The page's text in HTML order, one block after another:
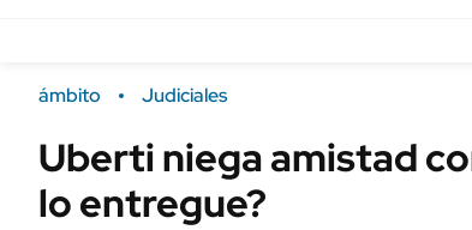
Campo
FINANZAS
Sustentabilidad
ámbito Judiciales
Uberti niega amistad
lo entregue?